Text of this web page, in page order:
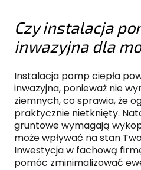
Czy instalacja
inwazyjna dla
Instalacja pomp ciepła
inwazyjna, ponieważ nie
ziemnych, co sprawia, że
praktycznie nietknięty.
gruntowe wymagają
może wpływać na stan
Inwestycja w fachową
pomóc zminimalizować